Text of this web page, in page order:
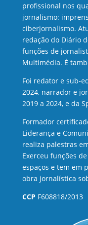
profissional nos
jornalismo:
ciberjornalismo.
redação do Diário
funções de
Multimédia. É
Foi redator e sub-
2024, narrador e
2019 a 2024, e da
Formador
Liderança e
realiza palestras
Exerceu funções
espaços e tem em
obra jornalística
CCP F608818/2013